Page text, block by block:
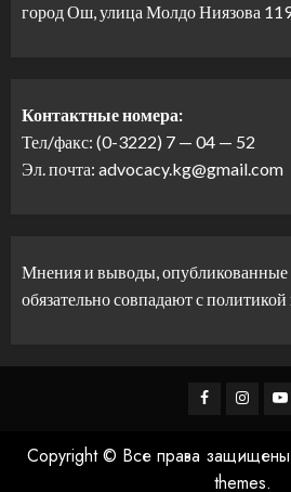
город Ош, улица Молдо Ниязова
Контактные номера:
Тел/факс: (0-3222) 7 — 04 — 52
Эл. почта: advocacy.kg@gmail.com
Мнения и выводы, опубликованные
обязательно совпадают с
Facebook
Copyright © Все права
themes.